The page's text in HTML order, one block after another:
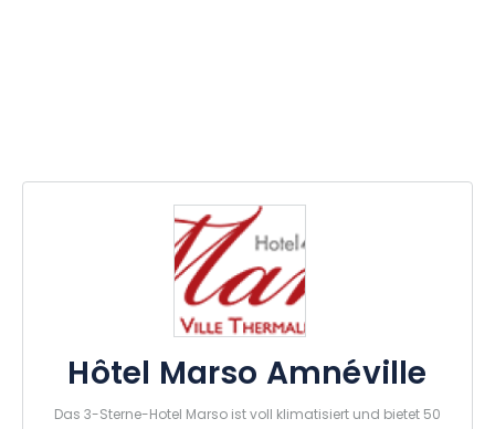
Hôtel Marso Amnéville
Das 3-Sterne-Hotel Marso ist voll klimatisiert und bietet 50